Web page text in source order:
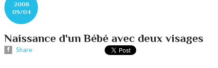
2008
09/04
Naissance d'un Bébé avec deux visages
Share